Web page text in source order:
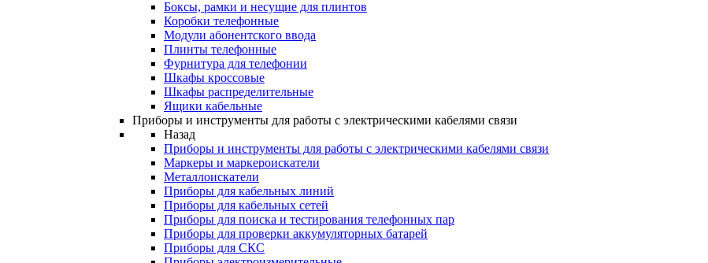
Боксы, рамки и несущие для плинтов
Коробки телефонные
Модули абонентского ввода
Плинты телефонные
Фурнитура для телефонии
Шкафы кроссовые
Шкафы распределительные
Ящики кабельные
Приборы и инструменты для работы с электрическими кабелями связи
Назад
Приборы и инструменты для работы с электрическими кабелями связи
Маркеры и маркероискатели
Металлоискатели
Приборы для кабельных линий
Приборы для кабельных сетей
Приборы для поиска и тестирования телефонных пар
Приборы для проверки аккумуляторных батарей
Приборы для СКС